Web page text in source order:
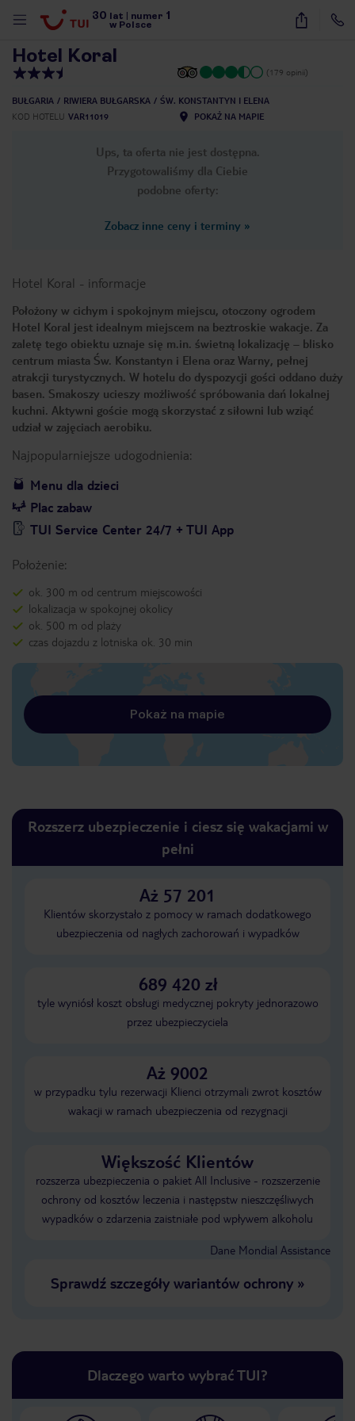
30 lat numer 1
w Polsce
16
Hotel Koral
(179 opinii)
BUŁGARIA RIWIERA BUŁGARSKA
ŚW. KONSTANTYN I ELENA
KOD HOTELU VAR11019 POKAŻ NA MAPIE
Ups, ta oferta nie jest dostępna.
Przygotowaliśmy dla Ciebie
podobne oferty:
Zobacz inne ceny i terminy »
Hotel Koral - informacje
Położony w cichym i spokojnym miejscu, otoczony ogrodem
Hotel Koral jest idealnym miejscem na beztroskie wakacje. Za
zaletę tego obiektu uznaje się m.in. świetną lokalizację – blisko
centrum miasta Św. Konstantyn i Elena oraz Warny, pełnej
atrakcji turystycznych. W hotelu do dyspozycji gości oddano duży
basen. Smakoszy ucieszy możliwość spróbowania dań lokalnej
kuchni. Aktywni goście mogą skorzystać z siłowni lub wziąć
udział w zajęciach aerobiku.
Najpopularniejsze udogodnienia:
Menu dla dzieci
Plac zabaw
TUI Service Center 24/7 + TUI App
Położenie:
ok. 300 m od centrum miejscowości
lokalizacja w spokojnej okolicy
ok. 500 m od plaży
czas dojazdu z lotniska ok. 30 min
Pokaż na mapie
Rozszerz ubezpieczenie i ciesz się wakacjami w
pełni
Aż 57 201
Klientów skorzystało z pomocy w ramach dodatkowego
ubezpieczenia od nagłych zachorowań i wypadków
689 420 zł
tyle wyniósł koszt obsługi medycznej pokryty jednorazowo
przez ubezpieczyciela
Aż 9002
w przypadku tylu rezerwacji Klienci otrzymali zwrot kosztów
wakacji w ramach ubezpieczenia od rezygnacji
Większość Klientów
rozszerza ubezpieczenia o pakiet All Inclusive - rozszerzenie
ochrony od kosztów leczenia i następstw nieszczęśliwych
wypadków o zdarzenia zaistniałe pod wpływem alkoholu
Dane Mondial Assistance
Sprawdź szczegóły wariantów ochrony»
Dlaczego warto wybrać TUI?